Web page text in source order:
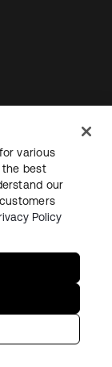
Sicherheit
various
the best
our
Policy